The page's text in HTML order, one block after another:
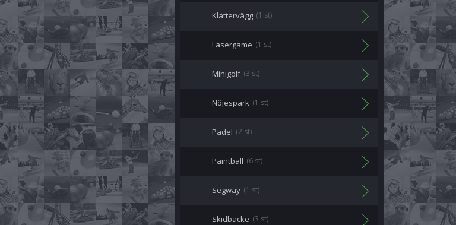
Klättervägg (1 st)
Lasergame (1 st)
Minigolf (3 st)
Nöjespark (1 st)
Padel (2 st)
Paintball (6 st)
Segway (1 st)
Skidbacke (3 st)